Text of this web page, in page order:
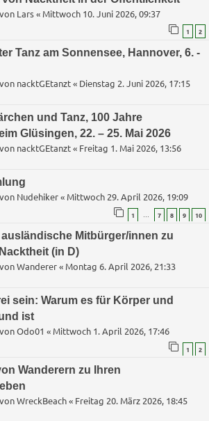
Lars« Mittwoch 10. Juni 2026, 09:37
1 2
Tanz am Sonnensee, Hannover, 6. -
nacktGEtanzt« Dienstag 2. Juni 2026, 17:15
und Tanz, 100 Jahre
Glüsingen, 22. – 25. Mai 2026
nacktGEtanzt« Freitag 1. Mai 2026, 13:56
Nudehiker« Mittwoch 29. April 2026, 19:09
1 … 7 8 9 10
Mitbürger/innen zu
(in D)
Wanderer« Montag 6. April 2026, 21:33
sein: Warum es für Körper und
ist
Odo01 « Mittwoch 1. April 2026, 17:46
1 2
Wanderern zu Ihren
WreckBeach« Freitag 20. März 2026, 18:45